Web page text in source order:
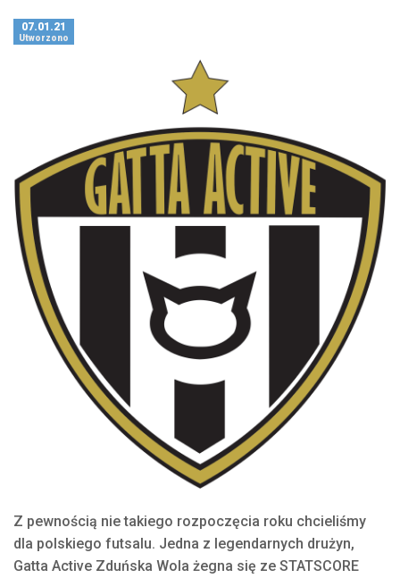
07.01.21
Utworzono
Z pewnością nie takiego rozpoczęcia roku chcieliśmy
dla polskiego futsalu. Jedna z legendarnych drużyn,
Gatta Active Zduńska Wola żegna się ze STATSCORE